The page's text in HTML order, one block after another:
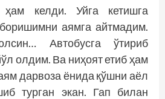
келди. Уйга кетишга
аямга айтмадим.
Автобусга ўтириб
олдим. Ва ниҳоят етиб ҳам
дарвоза ёнида қўшни аёл
турган экан. Гап билан